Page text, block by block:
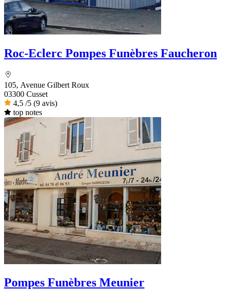
Roc-Eclerc Pompes Funèbres Faucheron
105, Avenue Gilbert Roux
03300 Cusset
4,5 /5 (9 avis)
top notes
Pompes Funèbres Meunier